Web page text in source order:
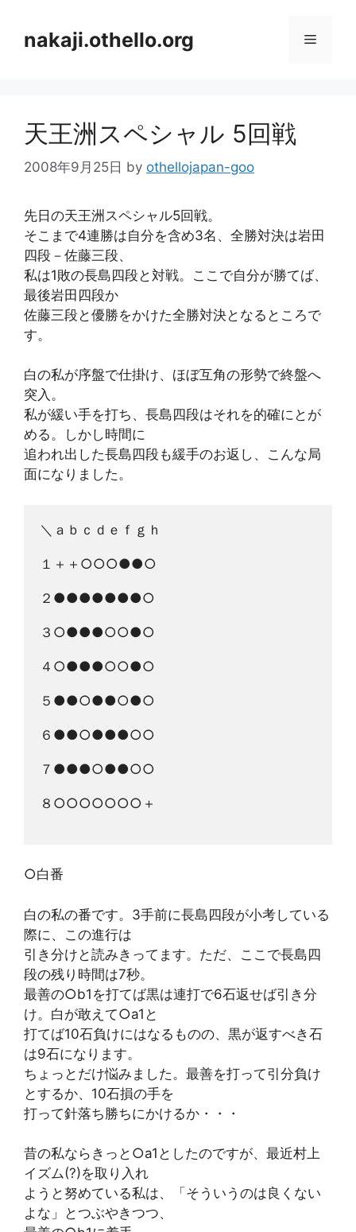
nakaji.othello.org メ
天王洲スペシャル 5回戦
2008年9月25日 by othellojapan-goo
先日の天王洲スペシャル5回戦。
そこまで4連勝は自分を含め3名、全勝対決は岩田
四段－佐藤三段、
私は1敗の長島四段と対戦。ここで自分が勝てば、
最後岩田四段か
佐藤三段と優勝をかけた全勝対決となるところで
す。
白の私が序盤で仕掛け、ほぼ互角の形勢で終盤へ
突入。
私が緩い手を打ち、長島四段はそれを的確にとが
める。しかし時間に
追われ出した長島四段も緩手のお返し、こんな局
面になりました。
＼ａｂｃｄｅｆｇｈ
１＋＋○○○●●○
２●●●●●●●○
３○●●●○○●○
４○●●●○○●○
５●●○●●○●○
６●●○●●●○○
７●●●○●●○○
８○○○○○○○＋
○白番
白の私の番です。3手前に長島四段が小考している
際に、この進行は
引き分けと読みきってます。ただ、ここで長島四
段の残り時間は7秒。
最善の○b1を打てば黒は連打で6石返せば引き分
け。白が敢えて○a1と
打てば10石負けにはなるものの、黒が返すべき石
は9石になります。
ちょっとだけ悩みました。最善を打って引分負け
とするか、10石損の手を
打って針落ち勝ちにかけるか・・・
昔の私ならきっと○a1としたのですが、最近村上
イズム(?)を取り入れ
ようと努めている私は、「そういうのは良くない
よな」とつぶやきつつ、